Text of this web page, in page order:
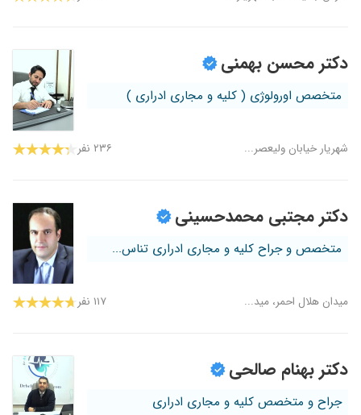
دکتر محسن بهمنی
متخصص اورولوژی ( کلیه و مجاری ادراری )
شهریار خیابان ولیعصر... ۲۳۶ نفر
دکتر مجتبی محمدحسینی
متخصص و جراح کلیه و مجاری ادراری تناس...
میدان هلال احمر، مید... ۱۱۷ نفر
دکتر بهنام صالحی
جراح و متخصص کلیه و مجاری ادراری